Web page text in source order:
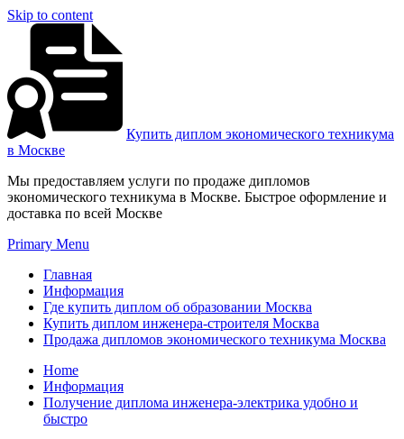
Skip to content
Купить диплом экономического техникума
в Москве
Мы предоставляем услуги по продаже дипломов
экономического техникума в Москве. Быстрое оформление и
доставка по всей Москве
Primary Menu
Главная
Информация
Где купить диплом об образовании Москва
Купить диплом инженера-строителя Москва
Продажа дипломов экономического техникума Москва
Home
Информация
Получение диплома инженера-электрика удобно и
быстро